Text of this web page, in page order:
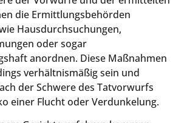
die Ermittlungsbehörden
Hausdurchsuchungen,
oder sogar
anordnen. Diese Maßnahmen
verhältnismäßig sein und
der Schwere des Tatvorwurfs
einer Flucht oder Verdunkelung.